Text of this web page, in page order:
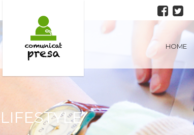
HOME